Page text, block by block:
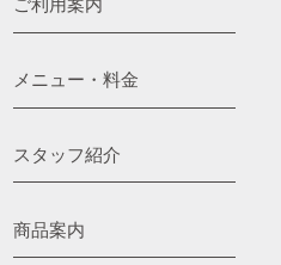
ご利用案内
メニュー・料金
スタッフ紹介
商品案内